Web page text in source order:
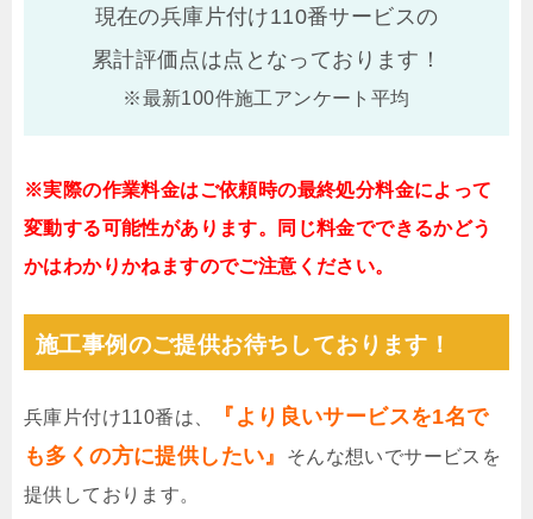
現在の兵庫片付け110番サービスの
累計評価点は点となっております！
※最新100件施工アンケート平均
※実際の作業料金はご依頼時の最終処分料金によって
変動する可能性があります。同じ料金でできるかどう
かはわかりかねますのでご注意ください。
施工事例のご提供お待ちしております！
兵庫片付け110番は、
『より良いサービスを1名で
も多くの方に提供したい』
そんな想いでサービスを
提供しております。